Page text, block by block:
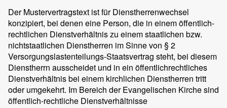
Der Mustervertragstext ist für Dienstherrenwechsel
konzipiert, bei denen eine Person, die in einem öffentlich-
rechtlichen Dienstverhältnis zu einem staatlichen bzw.
nichtstaatlichen Dienstherren im Sinne von § 2
Versorgungslastenteilungs-Staatsvertrag steht, bei diesem
Dienstherrn ausscheidet und in ein öffentlichrechtliches
Dienstverhältnis bei einem kirchlichen Dienstherren tritt
oder umgekehrt. Im Bereich der Evangelischen Kirche sind
öffentlich-rechtliche Dienstverhältnisse